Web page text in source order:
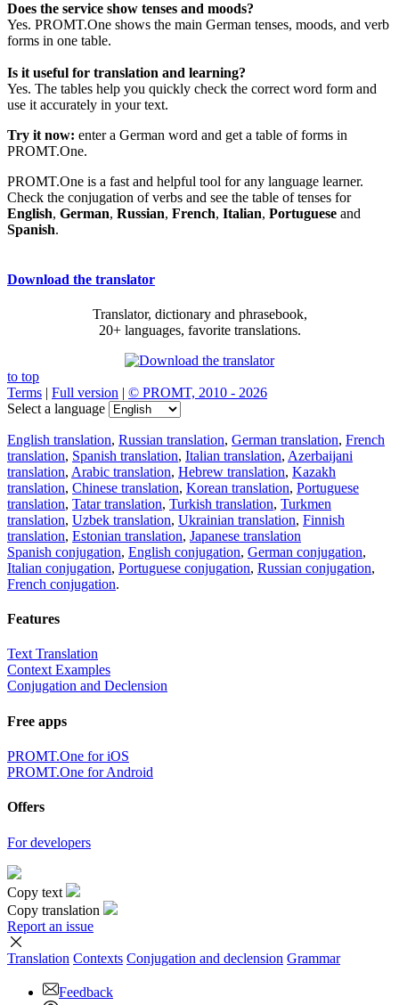
Does the service show tenses and moods?
Yes. PROMT.One shows the main German tenses, moods, and verb
forms in one table.
Is it useful for translation and learning?
Yes. The tables help you quickly check the correct word form and
use it accurately in your text.
Try it now: enter a German word and get a table of forms in
PROMT.One.
PROMT.One is a fast and helpful tool for any language learner.
Check the conjugation of verbs and see the table of tenses for
English, German, Russian, French, Italian, Portuguese and
Spanish.
Download the translator
Translator, dictionary and phrasebook,
20+ languages, favorite translations.
to top
Terms | Full version | © PROMT, 2010 - 2026
Select a language
English translation, Russian translation, German translation, French
translation, Spanish translation, Italian translation, Azerbaijani
translation, Arabic translation, Hebrew translation, Kazakh
translation, Chinese translation, Korean translation, Portuguese
translation, Tatar translation, Turkish translation, Turkmen
translation, Uzbek translation, Ukrainian translation, Finnish
translation, Estonian translation, Japanese translation
Spanish conjugation, English conjugation, German conjugation,
Italian conjugation, Portuguese conjugation, Russian conjugation,
French conjugation.
Features
Text Translation
Context Examples
Conjugation and Declension
Free apps
PROMT.One for iOS
PROMT.One for Android
Offers
For developers
Copy text
Copy translation
Report an issue
Translation Contexts Conjugation and declension Grammar
Feedback